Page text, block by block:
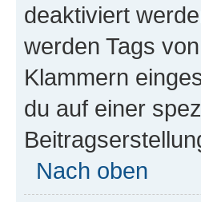
deaktiviert
werden Tags von
Klammern
du auf einer
Nach oben